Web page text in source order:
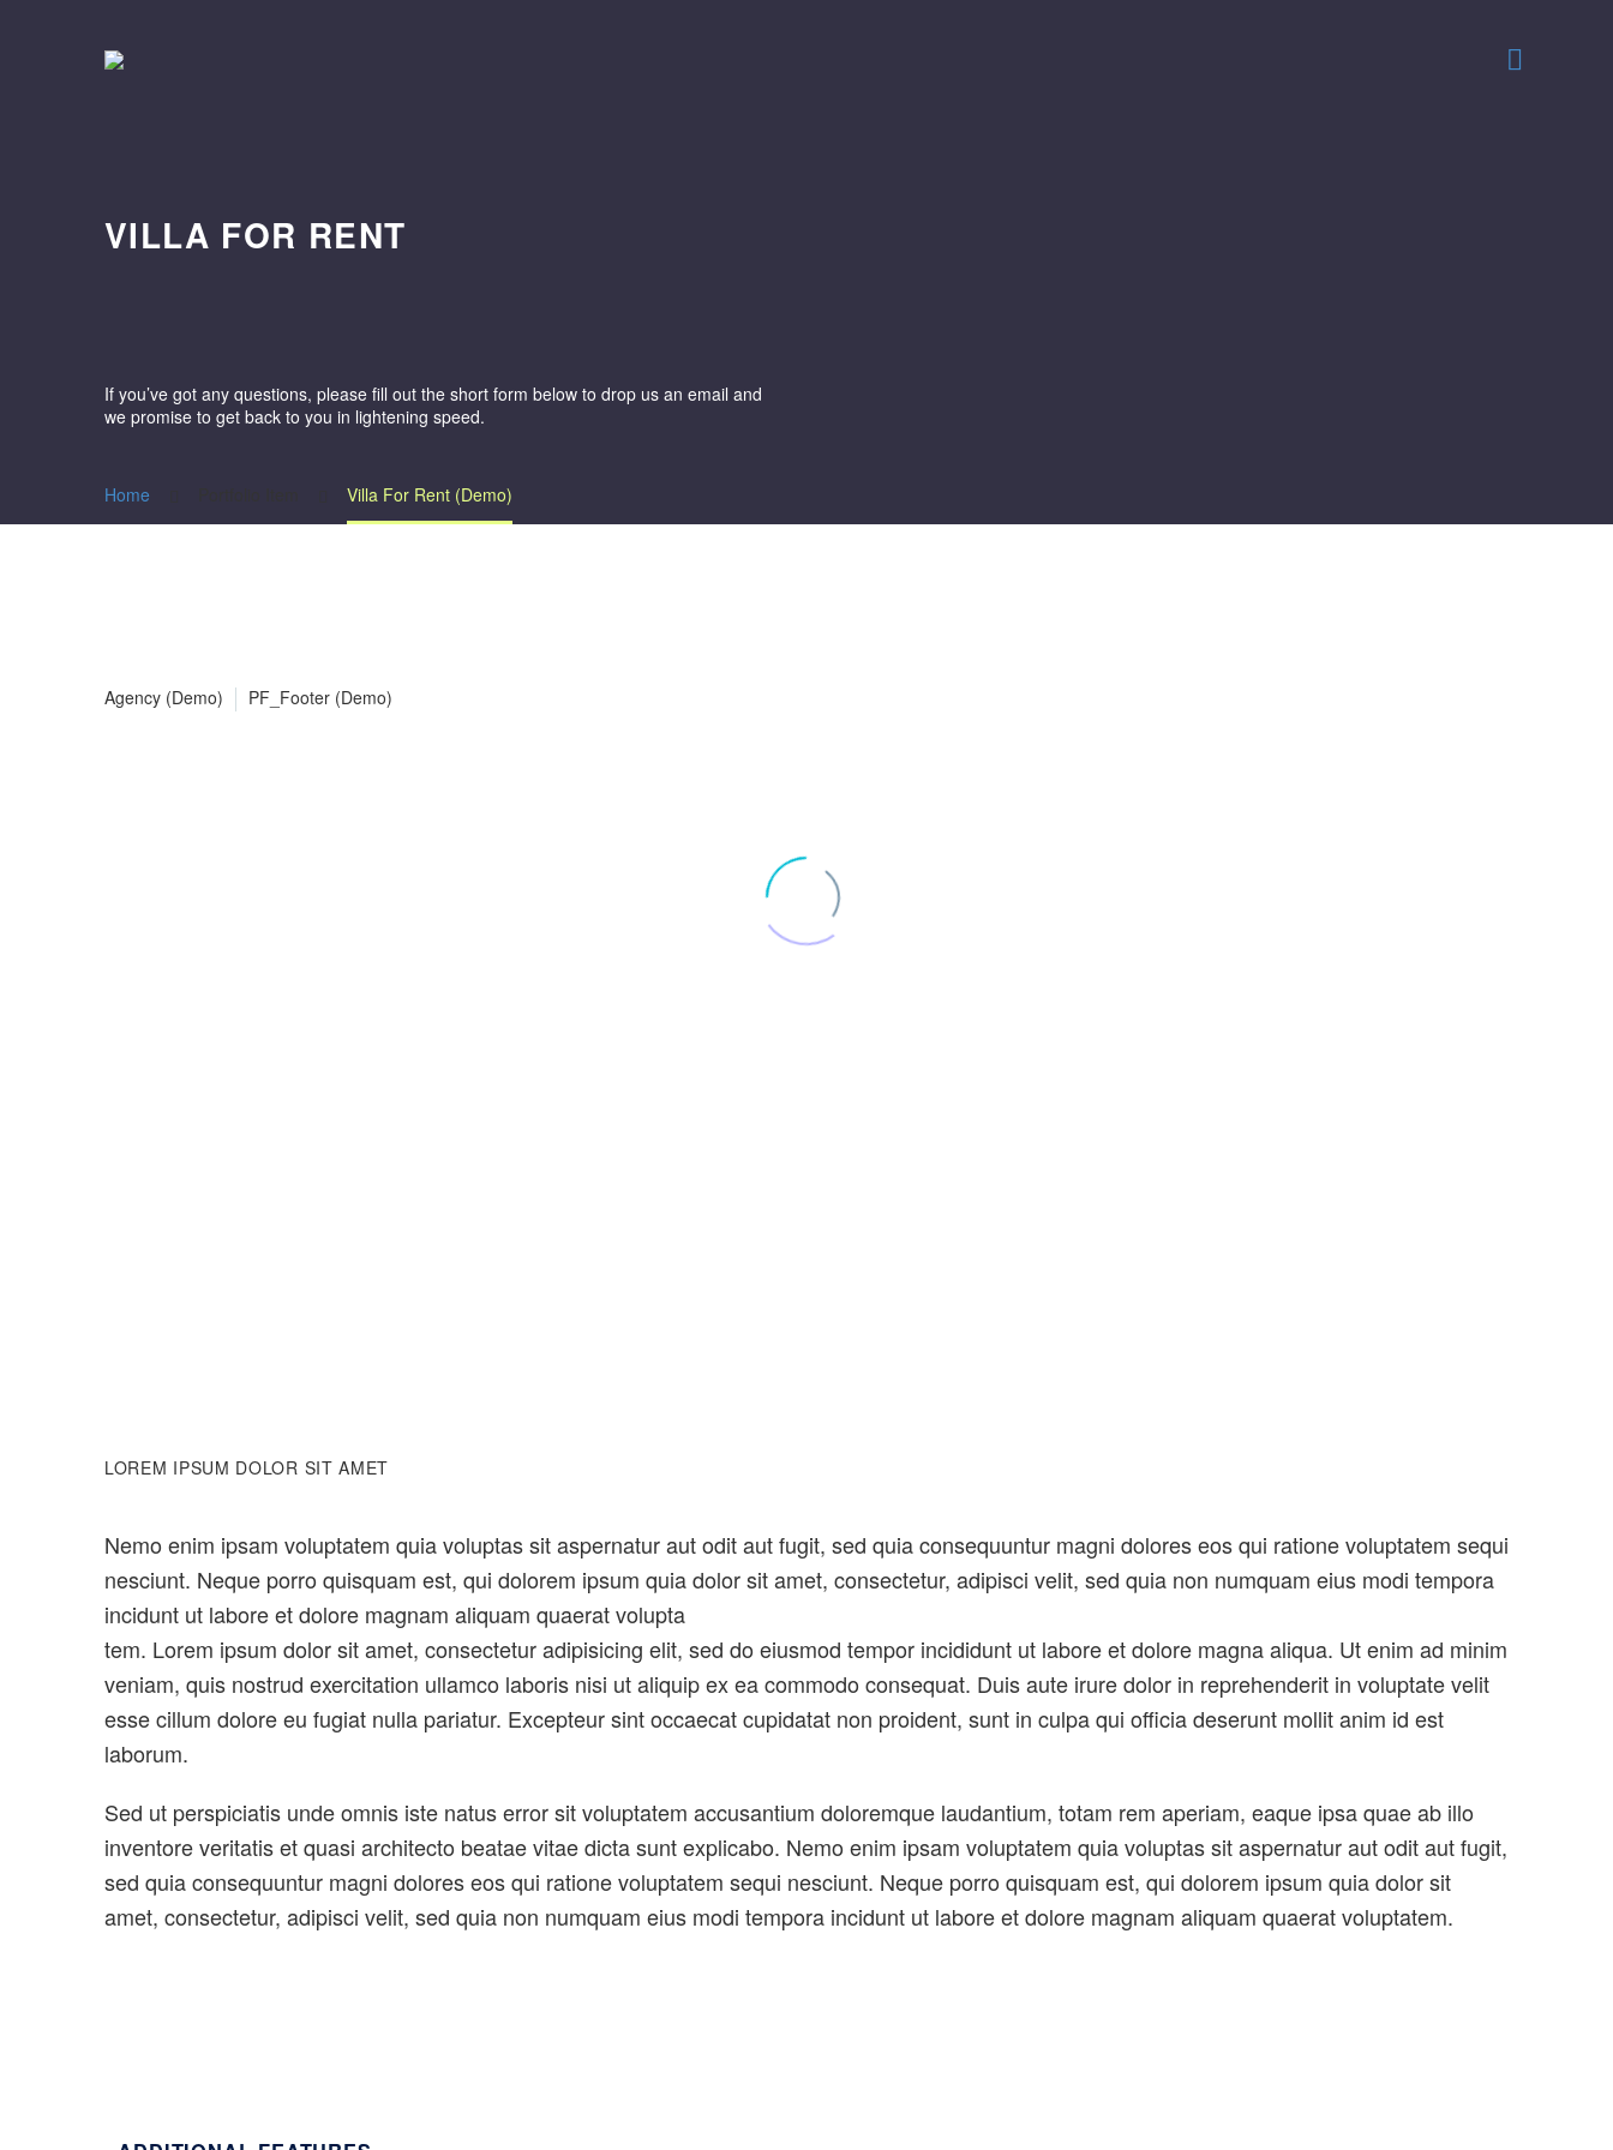
VILLA FOR RENT
If you’ve got any questions, please fill out the short form below to drop us an email and
we promise to get back to you in lightening speed.
Home Villa For Rent (Demo)
Agency (Demo) PF_Footer (Demo)
LOREM IPSUM DOLOR SIT AMET
Nemo enim ipsam voluptatem quia voluptas sit aspernatur aut odit aut fugit, sed quia consequuntur magni dolores eos qui ratione voluptatem sequi
nesciunt. Neque porro quisquam est, qui dolorem ipsum quia dolor sit amet, consectetur, adipisci velit, sed quia non numquam eius modi tempora
incidunt ut labore et dolore magnam aliquam quaerat volupta
tem. Lorem ipsum dolor sit amet, consectetur adipisicing elit, sed do eiusmod tempor incididunt ut labore et dolore magna aliqua. Ut enim ad minim
veniam, quis nostrud exercitation ullamco laboris nisi ut aliquip ex ea commodo consequat. Duis aute irure dolor in reprehenderit in voluptate velit
esse cillum dolore eu fugiat nulla pariatur. Excepteur sint occaecat cupidatat non proident, sunt in culpa qui officia deserunt mollit anim id est
laborum.
Sed ut perspiciatis unde omnis iste natus error sit voluptatem accusantium doloremque laudantium, totam rem aperiam, eaque ipsa quae ab illo
inventore veritatis et quasi architecto beatae vitae dicta sunt explicabo. Nemo enim ipsam voluptatem quia voluptas sit aspernatur aut odit aut fugit,
sed quia consequuntur magni dolores eos qui ratione voluptatem sequi nesciunt. Neque porro quisquam est, qui dolorem ipsum quia dolor sit
amet, consectetur, adipisci velit, sed quia non numquam eius modi tempora incidunt ut labore et dolore magnam aliquam quaerat voluptatem.